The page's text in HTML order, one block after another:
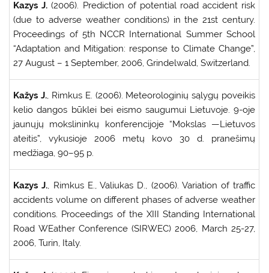
Kazys J. (2006). Prediction of potential road accident risk
(due to adverse weather conditions) in the 21st century.
Proceedings of 5th NCCR International Summer School
“Adaptation and Mitigation: response to Climate Change”,
27 August – 1 September, 2006, Grindelwald, Switzerland.
Kažys J., Rimkus E. (2006). Meteorologinių sąlygų poveikis
kelio dangos būklei bei eismo saugumui Lietuvoje. 9-oje
jaunųjų mokslininkų konferencijoje “Mokslas —Lietuvos
ateitis”, vykusioje 2006 metų kovo 30 d. pranešimų
medžiaga, 90–95 p.
Kazys J., Rimkus E., Valiukas D., (2006). Variation of traffic
accidents volume on different phases of adverse weather
conditions. Proceedings of the XIII Standing International
Road WEather Conference (SIRWEC) 2006, March 25-27,
2006, Turin, Italy.